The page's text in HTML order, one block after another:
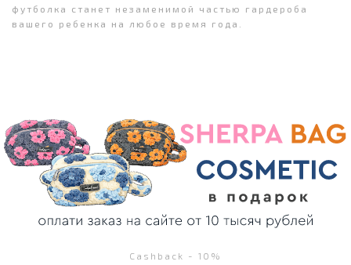
футболка станет незаменимой частью гардероба
вашего ребенка на любое время года.
Cashback - 10%